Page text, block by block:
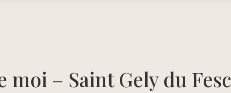
– Saint Gely du Fesc